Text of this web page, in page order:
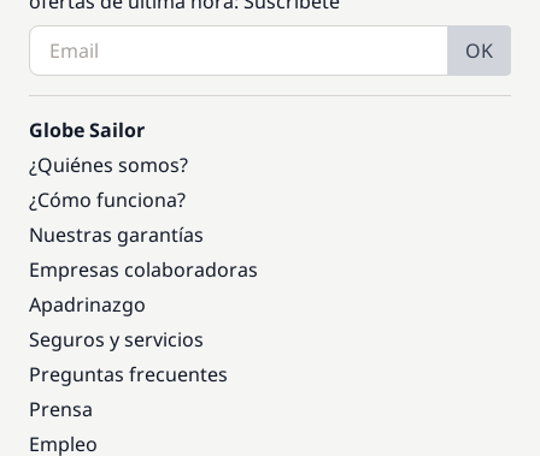
OK
Globe Sailor
¿Quiénes somos?
¿Cómo funciona?
Nuestras garantías
Empresas colaboradoras
Apadrinazgo
Seguros y servicios
Preguntas frecuentes
Prensa
Empleo